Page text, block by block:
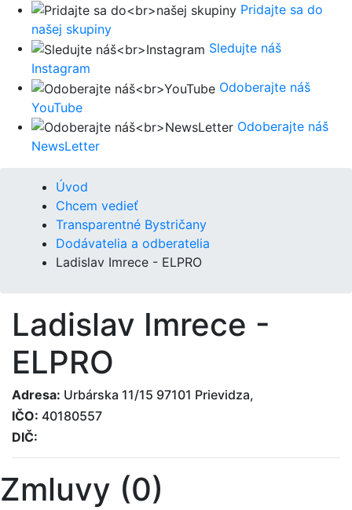
Pridajte sa do
našej skupiny
Sledujte náš
Instagram
Odoberajte náš
YouTube
Odoberajte náš
NewsLetter
Úvod
Chcem vedieť
Transparentné Bystričany
Dodávatelia a odberatelia
Ladislav Imrece - ELPRO
Ladislav Imrece -
ELPRO
Adresa: Urbárska 11/15 97101 Prievidza,
IČO: 40180557
DIČ:
Zmluvy (0)